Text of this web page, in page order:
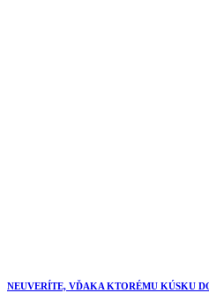
NEUVERÍTE, VĎAKA KTORÉMU KÚSKU